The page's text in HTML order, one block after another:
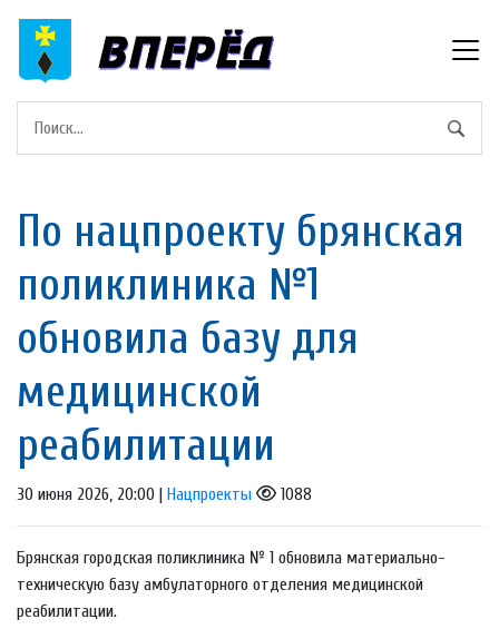
По нацпроекту брянская
поликлиника №1
обновила базу для
медицинской
реабилитации
30 июня 2026, 20:00 | Нацпроекты 1088
Брянская городская поликлиника № 1 обновила материально-
техническую базу амбулаторного отделения медицинской
реабилитации.